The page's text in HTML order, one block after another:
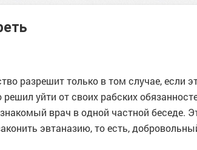
разрешит только в том случае, если
решил уйти от своих рабских
врач в одной частной беседе.
эвтаназию, то есть,